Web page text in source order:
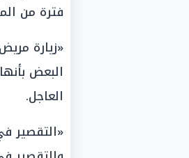
فترة من
«زيارة
البعض
العاجل.
«التقصير